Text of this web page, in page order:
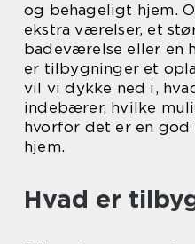
og behageligt hjem.
ekstra værelser, et
badeværelse eller en
er tilbygninger et
vil vi dykke ned i,
indebærer, hvilke
hvorfor det er en
hjem.
Hvad er